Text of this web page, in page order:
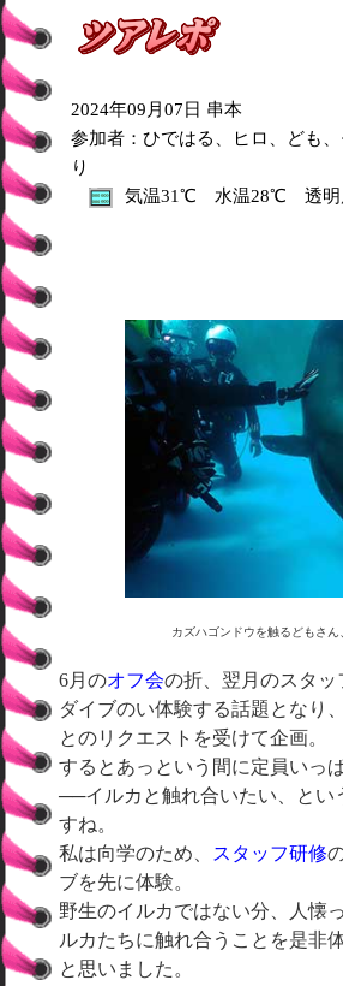
2024年09月07日 串本
参加者：ひではる、ヒロ、ども
り
気温31℃ 水温28℃ 透明
カズハゴンドウを触るどもさん
6月のオフ会の折、翌月のスタ
ダイブのい体験する話題となり
とのリクエストを受けて企画。
するとあっという間に定員いっぱ
──イルカと触れ合いたい、とい
すね。
私は向学のため、
スタッフ研修
ブを先に体験。
野生のイルカではない分、人懐
ルカたちに触れ合うことを是非
と思いました。